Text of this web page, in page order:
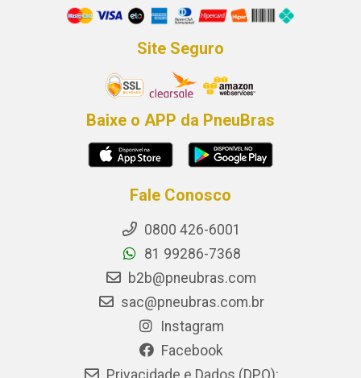
Site Seguro
Baixe o APP da PneuBras
Fale Conosco
0800 426-6001
81 99286-7368
b2b@pneubras.com
sac@pneubras.com.br
Instagram
Facebook
Privacidade e Dados (DPO):